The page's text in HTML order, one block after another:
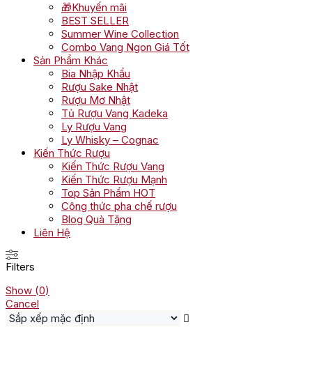
🎁Khuyến mãi
BEST SELLER
Summer Wine Collection
Combo Vang Ngon Giá Tốt
Sản Phẩm Khác
Bia Nhập Khẩu
Rượu Sake Nhật
Rượu Mơ Nhật
Tủ Rượu Vang Kadeka
Ly Rượu Vang
Ly Whisky – Cognac
Kiến Thức Rượu
Kiến Thức Rượu Vang
Kiến Thức Rượu Mạnh
Top Sản Phẩm HOT
Công thức pha chế rượu
Blog Quà Tặng
Liên Hệ
Filters
Show (0)
Cancel